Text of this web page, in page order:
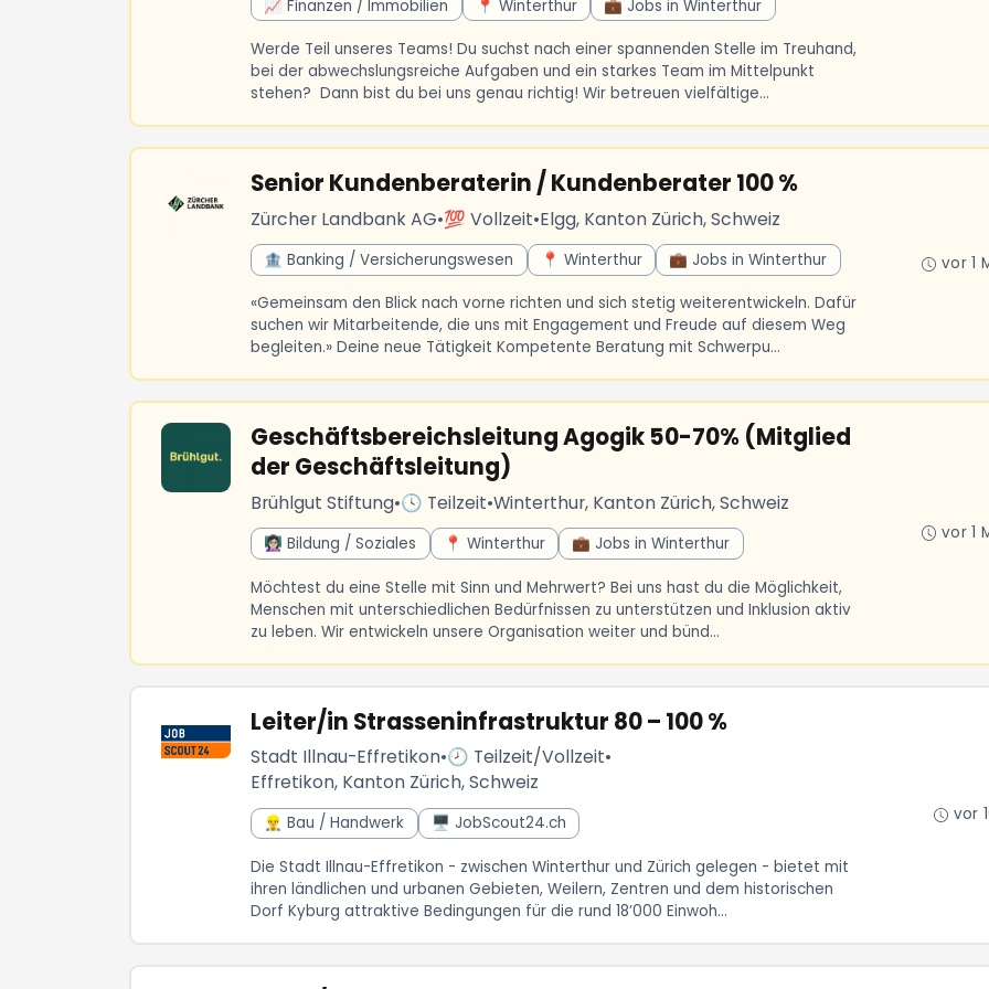
📈 Finanzen / Immobilien 📍 Winterthur 💼 Jobs in Winterthur
Werde Teil unseres Teams! Du suchst nach einer spannenden Stelle im Treuhand,
bei der abwechslungsreiche Aufgaben und ein starkes Team im Mittelpunkt
stehen? Dann bist du bei uns genau richtig! Wir betreuen vielfältige...
Senior Kundenberaterin / Kundenberater 100 %
Zürcher Landbank AG•💯 Vollzeit•Elgg, Kanton Zürich, Schweiz
🏦 Banking / Versicherungswesen 📍 Winterthur 💼 Jobs in Winterthur
«Gemeinsam den Blick nach vorne richten und sich stetig weiterentwickeln. Dafür
suchen wir Mitarbeitende, die uns mit Engagement und Freude auf diesem Weg
begleiten.» Deine neue Tätigkeit Kompetente Beratung mit Schwerpu...
vor 1
Geschäftsbereichsleitung Agogik 50-70% (Mitglied
der Geschäftsleitung)
Brühlgut Stiftung•🕓 Teilzeit•Winterthur, Kanton Zürich, Schweiz
👩🏻‍🏫 Bildung / Soziales 📍 Winterthur 💼 Jobs in Winterthur
Möchtest du eine Stelle mit Sinn und Mehrwert? Bei uns hast du die Möglichkeit,
Menschen mit unterschiedlichen Bedürfnissen zu unterstützen und Inklusion aktiv
zu leben. Wir entwickeln unsere Organisation weiter und bünd...
vor 1
Leiter/in Strasseninfrastruktur 80 – 100 %
Stadt Illnau-Effretikon•🕗 Teilzeit/Vollzeit•
Effretikon, Kanton Zürich, Schweiz
👷‍♂️ Bau / Handwerk 🖥️ JobScout24.ch
Die Stadt Illnau-Effretikon - zwischen Winterthur und Zürich gelegen - bietet mit
ihren ländlichen und urbanen Gebieten, Weilern, Zentren und dem historischen
Dorf Kyburg attraktive Bedingungen für die rund 18’000 Einwoh...
vor